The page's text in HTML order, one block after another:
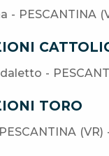
- PESCANTINA
-
TORO